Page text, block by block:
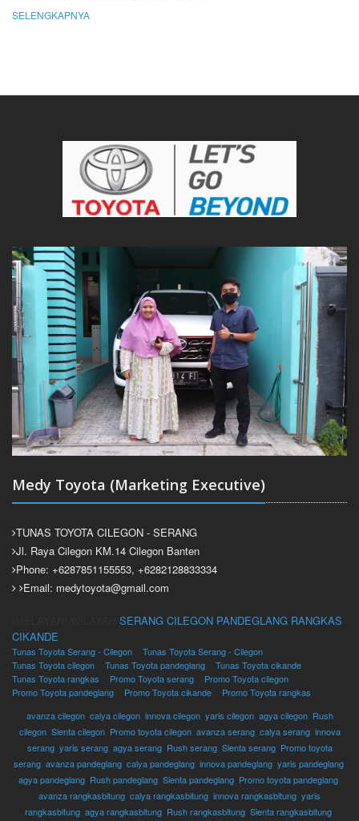
SELENGKAPNYA
Medy Toyota (Marketing Executive)
TUNAS TOYOTA CILEGON - SERANG
Jl. Raya Cilegon KM.14 Cilegon Banten
Phone: +6287851155553, +6282128833334
Email: medytoyota@gmail.com
SERANG CILEGON PANDEGLANG RANGKAS
CIKANDE
Tunas Toyota Serang - Cilegon
Tunas Toyota Serang - Cilegon
Tunas Toyota cilegon
Tunas Toyota pandeglang
Tunas Toyota cikande
Tunas Toyota rangkas
Promo Toyota serang
Promo Toyota cilegon
Promo Toyota pandeglang
Promo Toyota cikande
Promo Toyota rangkas
avanza cilegon, calya cilegon, innova cilegon, yaris cilegon, agya cilegon, Rush
cilegon, Sienta cilegon, Promo toyota cilegon, avanza serang, calya serang, innova
serang, yaris serang, agya serang, Rush serang, Sienta serang, Promo toyota
serang, avanza pandeglang, calya pandeglang, innova pandeglang, yaris pandeglang,
agya pandeglang Rush pandeglang Sienta pandeglang Promo toyota pandeglang
avanza rangkasbitung calya rangkasbitung innova rangkasbitung yaris
rangkasbitung agya rangkasbitung Rush rangkasbitung Sienta rangkasbitung